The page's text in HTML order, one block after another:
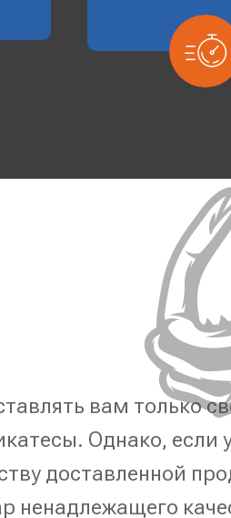
вам только
Однако, если
доставленной
ненадлежащего